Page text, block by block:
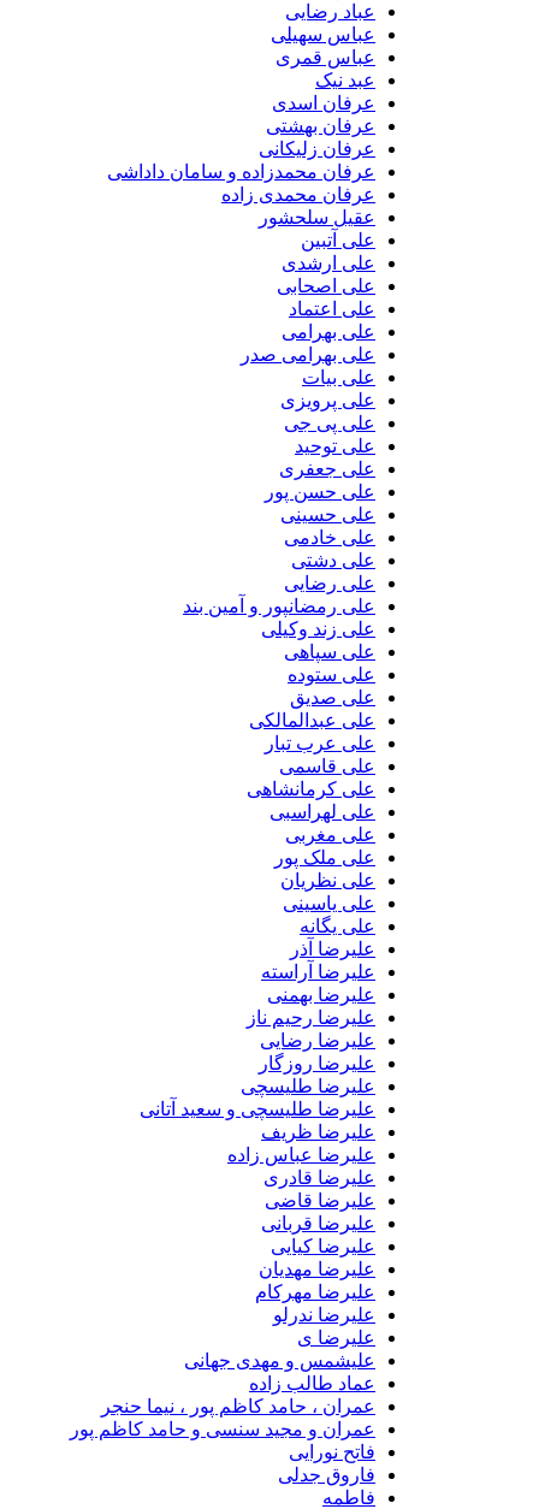
عباد رضایی
عباس سهیلی
عباس قمری
عبد نیک
عرفان اسدی
عرفان بهشتی
عرفان زلیکانی
عرفان محمدزاده و سامان داداشی
عرفان محمدی زاده
عقیل سلحشور
علی آتبین
علی ارشدی
علی اصحابی
علی اعتماد
علی بهرامی
علی بهرامی صدر
علی بیات
علی پرویزی
علی پی جی
علی توحید
علی جعفری
علی حسن پور
علی حسینی
علی خادمی
علی دشتی
علی رضایی
علی رمضانپور و آمین بند
علی زند وکیلی
علی سپاهی
علی ستوده
علی صدیق
علی عبدالمالکی
علی عرب تبار
علی قاسمی
علی کرمانشاهی
علی لهراسبی
علی مغربی
علی ملک پور
علی نظریان
علی یاسینی
علی یگانه
علیرضا آذر
علیرضا آراسته
علیرضا بهمنی
علیرضا رحیم ناز
علیرضا رضایی
علیرضا روزگار
علیرضا طلیسچی
علیرضا طلیسچی و سعید آتانی
علیرضا ظریف
علیرضا عباس زاده
علیرضا قادری
علیرضا قاضی
علیرضا قربانی
علیرضا کیایی
علیرضا مهدیان
علیرضا مهرکام
علیرضا ندرلو
علیرضا ی
علیشمس و مهدی جهانی
عماد طالب زاده
عمران ، حامد کاظم پور ، نیما حنجر
عمران و مجید سنسی و حامد کاظم پور
فاتح نورایی
فاروق جدلی